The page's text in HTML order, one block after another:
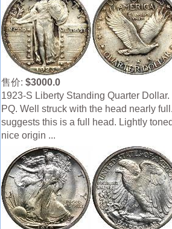
售价: $3000.0
1923-S Liberty Standing Quarter
PQ. Well struck with the head nearly
suggests this is a full head. Lightly
nice origin ...